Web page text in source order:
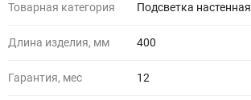
Товарная категория Подсветка настенная
Длина изделия, мм 400
Гарантия, мес 12